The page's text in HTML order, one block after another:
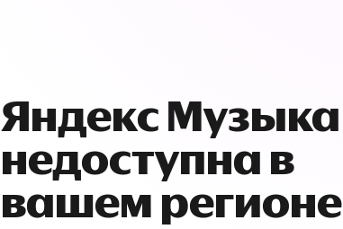
Яндекс Музыка
недоступна в
вашем регионе